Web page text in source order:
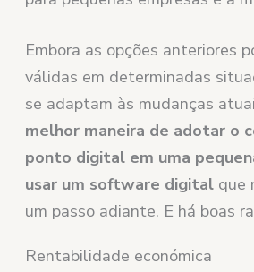
Embora as opções anteriores
válidas em determinadas
se adaptam às mudanças
melhor maneira de adotar o
ponto digital em uma
usar um software digital que
um passo adiante. E há boas
Rentabilidade económica